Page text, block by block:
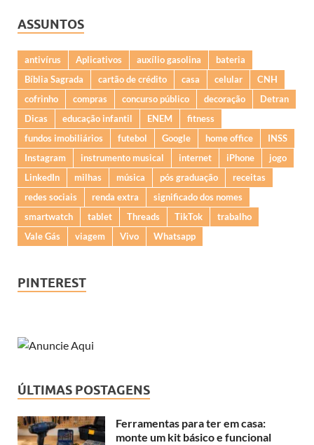
ASSUNTOS
antivírus Aplicativos auxílio gasolina
bateria
Bíblia Sagrada
cartão de crédito casa celular
CNH
cofrinho
compras concurso público decoração
Detran
Dicas
educação infantil ENEM
fitness
fundos imobiliários
futebol Google home office
INSS
Instagram
instrumento musical internet iPhone
jogo
LinkedIn
milhas música pós graduação
receitas
redes sociais
renda extra
significado dos nomes
smartwatch
tablet Threads TikTok
trabalho
Vale Gás
viagem Vivo Whatsapp
PINTEREST
ÚLTIMAS POSTAGENS
Ferramentas para ter em casa:
monte um kit básico e funcional